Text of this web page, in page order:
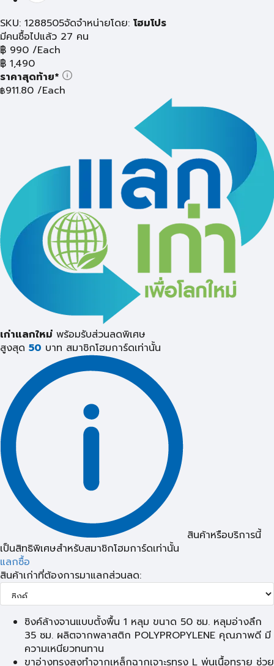
SKU: 1288505จัดจำหน่ายโดย: โฮมโปร
มีคนซื้อไปแล้ว 27 คน
฿ 990 /Each
฿ 1,490
ราคาสุดท้าย*
฿911.80 /Each
เก่าแลกใหม่ พร้อมรับส่วนลดพิเศษ
สูงสุด 50 บาท สมาชิกโฮมการ์ดเท่านั้น
สินค้าหรือบริการนี้
เป็นสิทธิพิเศษสำหรับสมาชิกโฮมการ์ดเท่านั้น
แลกซื้อ
สินค้าเก่าที่ต้องการมาแลกส่วนลด:
ซิงค์ล้างจานแบบตั้งพื้น 1 หลุม ขนาด 50 ซม. หลุมอ่างลึก
35 ซม. ผลิตจากพลาสติก POLYPROPYLENE คุณภาพดี มี
ความเหนียวทนทาน
ขาอ่างทรงสูงทำจากเหล็กฉากเจาะรูทรง L พ่นเนื้อทราย ช่วย